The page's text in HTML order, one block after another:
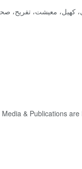
کھیل، معیشت، تفریح،
& Publications